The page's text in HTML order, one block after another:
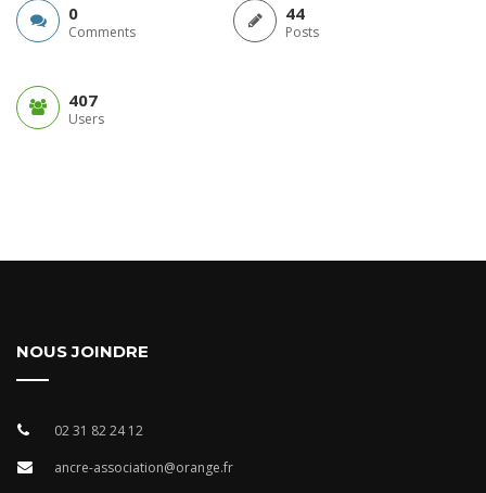
0
Comments
44
Posts
407
Users
NOUS JOINDRE
02 31 82 24 12
ancre-association@orange.fr